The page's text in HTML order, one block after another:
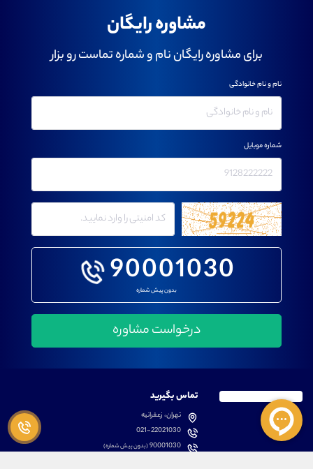
مشاوره رایگان
برای مشاوره رایگان نام و شماره تماست رو بزار
90001030
بدون پیش شماره
نام و نام خانوادگی
شماره موبایل
تماس بگیرید
تهران، زعفرانیه
021-22021030
90001030(بدون پیش شماره)